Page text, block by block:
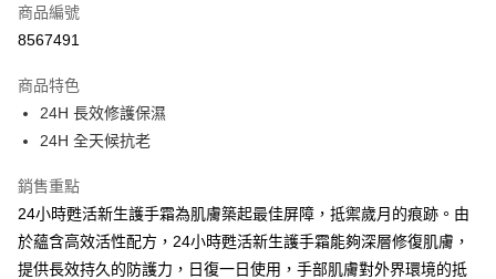
信用卡分期付款
合作金庫商業銀行
華南商業銀行
上海商業儲蓄銀行
臺灣中小企業銀行
匯豐（台灣）商業銀行
華泰商業銀行
聯邦商業銀行
遠東國際商業銀行
元大商業銀行
永豐商業銀行
6 期 0 利率 每期
華南商業銀行
上海商業儲蓄銀行
國泰世華商業銀行
臺灣中小企業銀行
台中商業銀行
匯豐（台灣）商業銀行
華泰商業銀行
聯邦商業銀行
遠東國際商業銀行
運送方式
宅配
免運費
商品編號
8567491
商品特色
24H 長效修護保濕
24H 全天候抗老
銷售重點
24小時甦活新生護手霜為肌膚築起最佳屏障，抵禦歲月的痕跡。由
於蘊含高效活性配方，24小時甦活新生護手霜能夠深層修復肌膚，
提供長效持久的防護力，日復一日使用，手部肌膚對外界環境的抵